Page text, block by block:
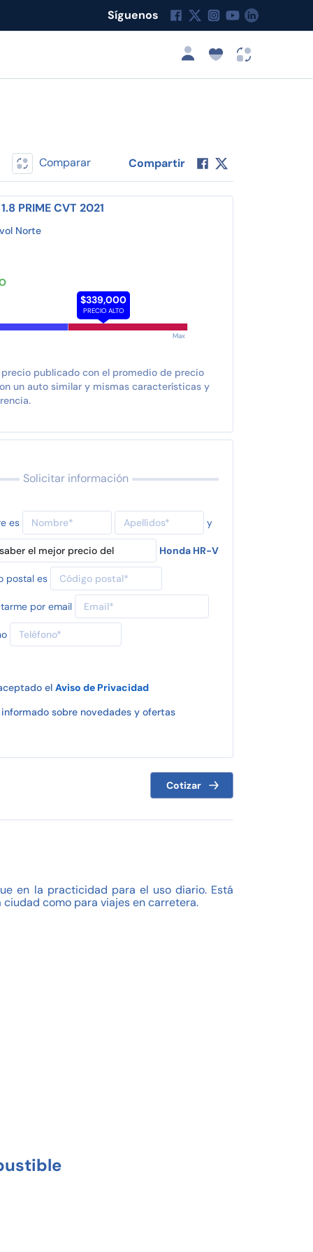
Síguenos
Comparar Compartir
PRIME CVT 2021
Norte
$339,000
PRECIO ALTO
Max
precio publicado con el promedio de precio
un auto similar y mismas características y
Solicitar información
es y
Honda HR-V
postal es
por email
el Aviso de Privacidad
sobre novedades y ofertas
Cotizar
en la practicidad para el uso diario. Está
como para viajes en carretera.